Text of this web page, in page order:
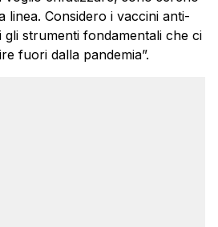
linea. Considero i vaccini anti-
gli strumenti fondamentali che ci
fuori dalla pandemia”.